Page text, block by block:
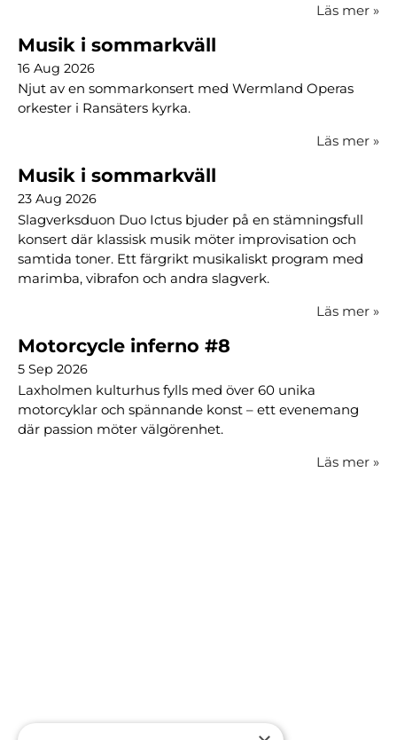
Läs mer »
Musik i sommarkväll
16 Aug 2026
Njut av en sommarkonsert med Wermland Operas
orkester i Ransäters kyrka.
Läs mer »
Musik i sommarkväll
23 Aug 2026
Slagverksduon Duo Ictus bjuder på en stämningsfull
konsert där klassisk musik möter improvisation och
samtida toner. Ett färgrikt musikaliskt program med
marimba, vibrafon och andra slagverk.
Läs mer »
Motorcycle inferno #8
5 Sep 2026
Laxholmen kulturhus fylls med över 60 unika
motorcyklar och spännande konst – ett evenemang
där passion möter välgörenhet.
Läs mer »